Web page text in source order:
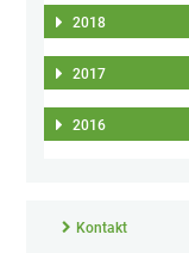
2018
2017
2016
Kontakt